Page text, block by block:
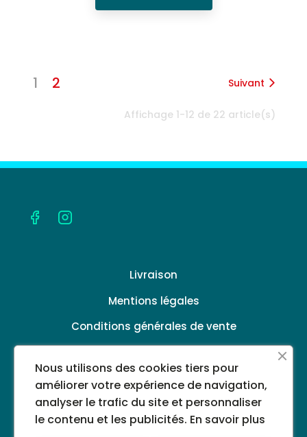
1 2 Suivant
Affichage 1-12 de 22 article(s)
Livraison
Mentions légales
Conditions générales de vente
A propos
©2024 PHARMACIE DU CASINO - Tous droits
Nous utilisons des cookies tiers pour
améliorer votre expérience de navigation,
analyser le trafic du site et personnaliser
le contenu et les publicités. En savoir plus